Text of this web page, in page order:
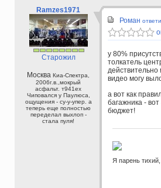
Ramzes1971
Старожил
Москва Киа-Спектра,
2006г.в.,мокрый
асфальт. т941ех
Чиповался у Паулюса,
ощущения - су-у-упер. а
теперь еще полностью
переделал выхлоп -
стала пуля!
Роман
у 80%
толкатель
действительно
видео могу
а вот как
багажника -
бюджет!
Я парень